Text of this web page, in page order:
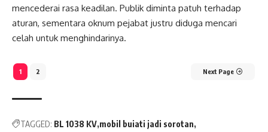
mencederai rasa keadilan. Publik diminta patuh terhadap
aturan, sementara oknum pejabat justru diduga mencari
celah untuk menghindarinya.
1 2 Next Page
TAGGED: BL 1038 KV mobil buiati jadi sorotan